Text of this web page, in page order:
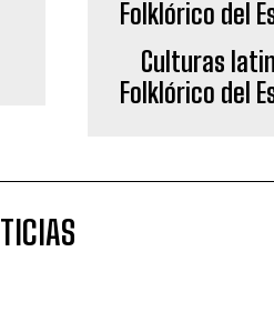
Culturas
Folklórico del